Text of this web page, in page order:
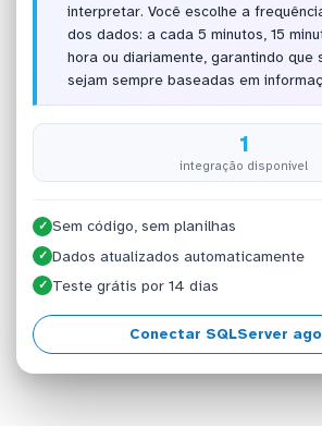
interpretar. Você escolhe a
dos dados: a cada 5 minutos, 15
hora ou diariamente, garantindo que
sejam sempre baseadas em
1
integração disponível
✓ Sem código, sem planilhas
✓ Dados atualizados automaticamente
✓ Teste grátis por 14 dias
Conectar SQLServer